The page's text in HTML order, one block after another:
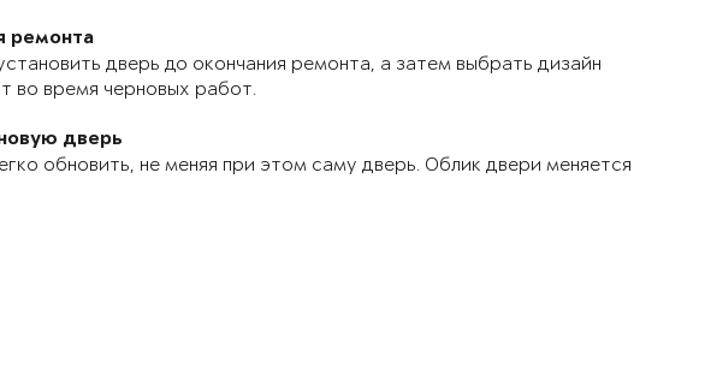
ремонта
дверь до окончания ремонта, а затем выбрать дизайн
во время черновых работ.
дверь
обновить, не меняя при этом саму дверь. Облик двери меняется